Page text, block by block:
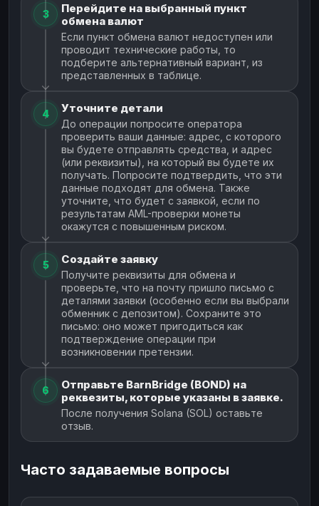
3
Перейдите на выбранный пункт
обмена валют
Если пункт обмена валют недоступен или
проводит технические работы, то
подберите альтернативный вариант, из
представленных в таблице.
4 Уточните детали
До операции попросите оператора
проверить ваши данные: адрес, с которого
вы будете отправлять средства, и адрес
(или реквизиты), на который вы будете их
получать. Попросите подтвердить, что эти
данные подходят для обмена. Также
уточните, что будет с заявкой, если по
результатам AML-проверки монеты
окажутся с повышенным риском.
5 Создайте заявку
Получите реквизиты для обмена и
проверьте, что на почту пришло письмо с
деталями заявки (особенно если вы выбрали
обменник с депозитом). Сохраните это
письмо: оно может пригодиться как
подтверждение операции при
возникновении претензии.
6
Отправьте BarnBridge (BOND) на
реквезиты, которые указаны в заявке.
После получения Solana (SOL) оставьте
отзыв.
Часто задаваемые вопросы